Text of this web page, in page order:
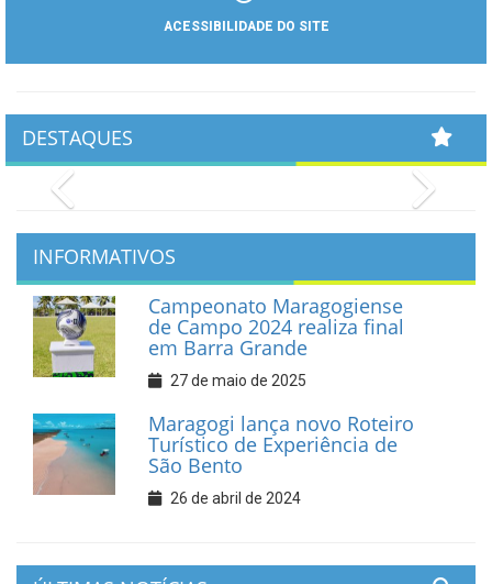
ACESSIBILIDADE DO SITE
DESTAQUES
INFORMATIVOS
Campeonato Maragogiense
de Campo 2024 realiza final
em Barra Grande
27 de maio de 2025
Maragogi lança novo Roteiro
Turístico de Experiência de
São Bento
26 de abril de 2024